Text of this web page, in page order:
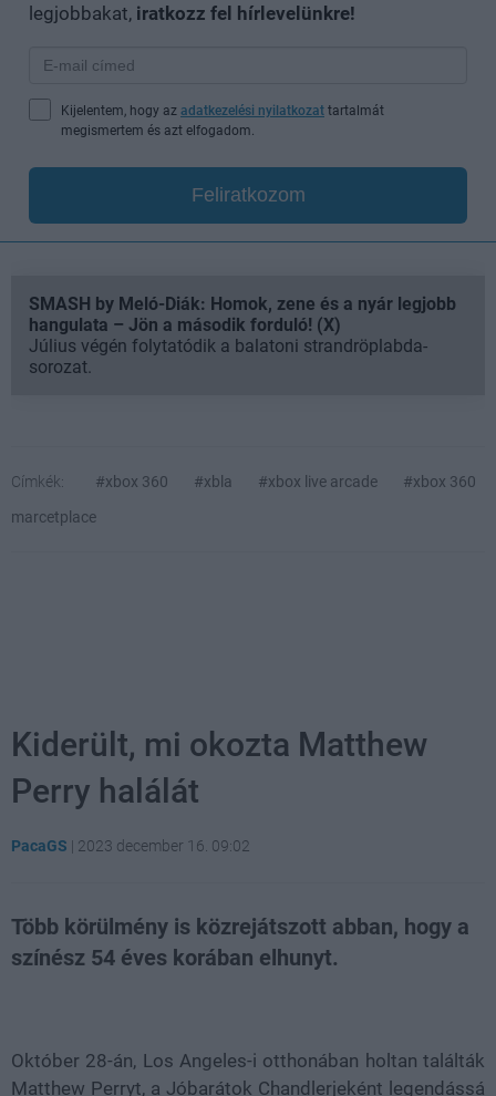
legjobbakat, iratkozz fel hírlevelünkre!
Kijelentem, hogy az adatkezelési nyilatkozat tartalmát
megismertem és azt elfogadom.
Feliratkozom
SMASH by Meló-Diák: Homok, zene és a nyár legjobb
hangulata – Jön a második forduló! (X)
Július végén folytatódik a balatoni strandröplabda-
sorozat.
Címkék: #xbox 360 #xbla #xbox live arcade
#xbox 360
marcetplace
Kiderült, mi okozta Matthew
Perry halálát
PacaGS | 2023 december 16. 09:02
Több körülmény is közrejátszott abban, hogy a
színész 54 éves korában elhunyt.
Október 28-án, Los Angeles-i otthonában holtan találták
Matthew Perryt, a Jóbarátok Chandlerjeként legendássá